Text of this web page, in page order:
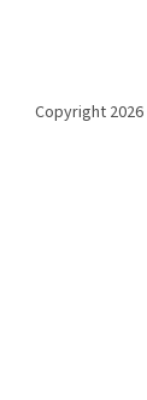
Copyright 2026